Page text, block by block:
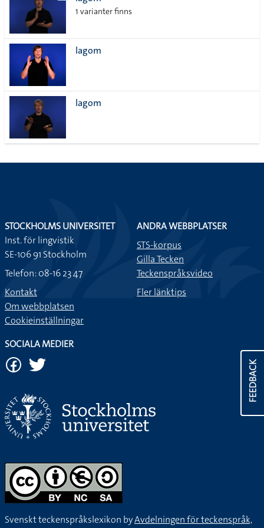
lista
1 varianter finns
lagom
lagom
FEEDBACK
STOCKHOLMS UNIVERSITET
Inst. för lingvistik
SE-106 91 Stockholm
Telefon: 08-16 23 47
Kontakt
Om webbplatsen
Cookieinställningar
ANDRA WEBBPLATSER
STS-korpus
Gilla Tecken
Teckenspråksvideo
Fler länktips
SOCIALA MEDIER
Svenskt teckenspråkslexikon byAvdelningen för teckenspråk,